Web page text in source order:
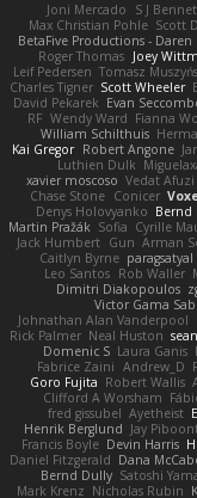
Joni Mercado S J
Max Christian Pohle Scott
BetaFive Productions -
Roger Thomas Joey
Leif Pedersen Tomasz
Charles Tigner Scott Wheeler
David Pekarek Evan
RF Wendy Ward Fianna
William Schilthuis
Kai Gregor Robert Angone
Luthien Dulk
xavier moscoso Vedat Afuzi
Chase Stone Conicer
Denys Holovyanko Bernd
Martin Pražák Sofia Cyrille
Jack Humbert Gun Arman
Caitlyn Byrne paragsatyal
Leo Santos Rob Waller
Dimitri Diakopoulos
Victor Gama
Johnathan Alan Vanderpool
Rick Palmer Neal Huston
Domenic S Laura Ganis
Fabrice Zaini Andrew_D
Goro Fujita Robert Wallis
Clifford A Worsham
fred gissubel Ayetheist
Henrik Berglund Jay
Francis Boyle Devin Harris
Daniel Fitzgerald Dana
Bernd Dully Satoshi
Mark Krenz Nicholas Rubin